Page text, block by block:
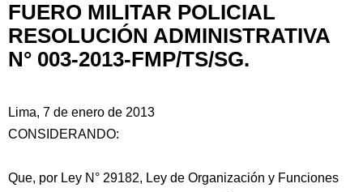
FUERO MILITAR POLICIAL
RESOLUCIÓN ADMINISTRATIVA
N° 003-2013-FMP/TS/SG.
Lima, 7 de enero de 2013
CONSIDERANDO:
Que, por Ley N° 29182, Ley de Organización y Funciones